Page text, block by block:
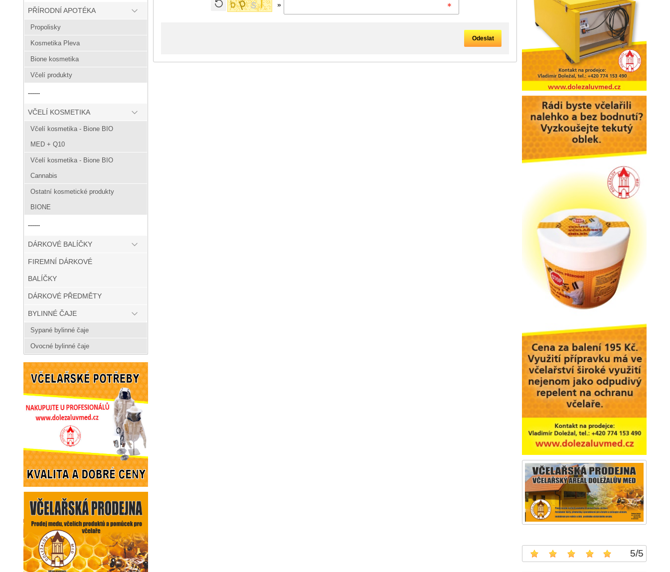
PŘÍRODNÍ APOTÉKA
Propolisky
Kosmetika Pleva
Bione kosmetika
Včelí produkty
------
VČELÍ KOSMETIKA
Včelí kosmetika - Bione BIO
MED + Q10
Včelí kosmetika - Bione BIO
Cannabis
Ostatní kosmetické produkty
BIONE
------
DÁRKOVÉ BALÍČKY
FIREMNÍ DÁRKOVÉ
BALÍČKY
DÁRKOVÉ PŘEDMĚTY
BYLINNÉ ČAJE
Sypané bylinné čaje
Ovocné bylinné čaje
5/5
»
Odeslat